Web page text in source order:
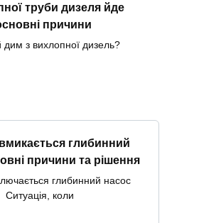
труби дизеля йде
причини
з вихлопної дизель?
глибинний
причини та рішення
глибинний насос
Ситуація, коли